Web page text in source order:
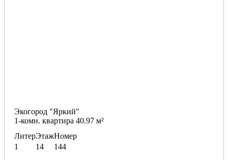
Экогород "Яркий"
1-комн. квартира 40.97 м²
Литер
1
Этаж
14
Номер
144